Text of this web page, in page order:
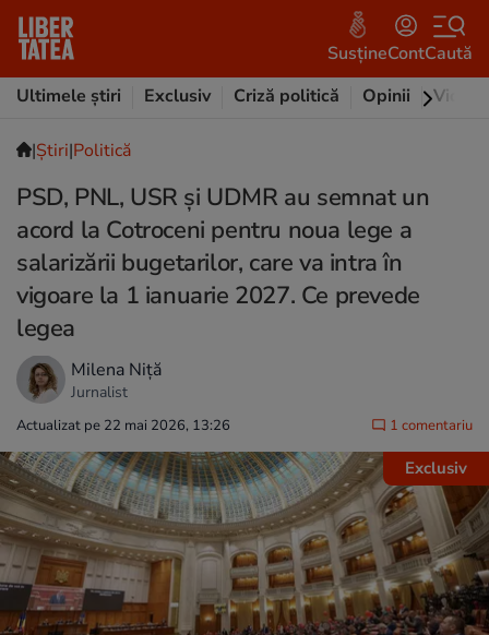
SusțineContCaută
Ultimele știri
Exclusiv Criză politică Opinii Video
|Ştiri|Politică
PSD, PNL, USR și UDMR au semnat un
acord la Cotroceni pentru noua lege a
salarizării bugetarilor, care va intra în
vigoare la 1 ianuarie 2027. Ce prevede
legea
Milena Niță
Jurnalist
Actualizat pe 22 mai 2026, 13:26 1 comentariu
Exclusiv